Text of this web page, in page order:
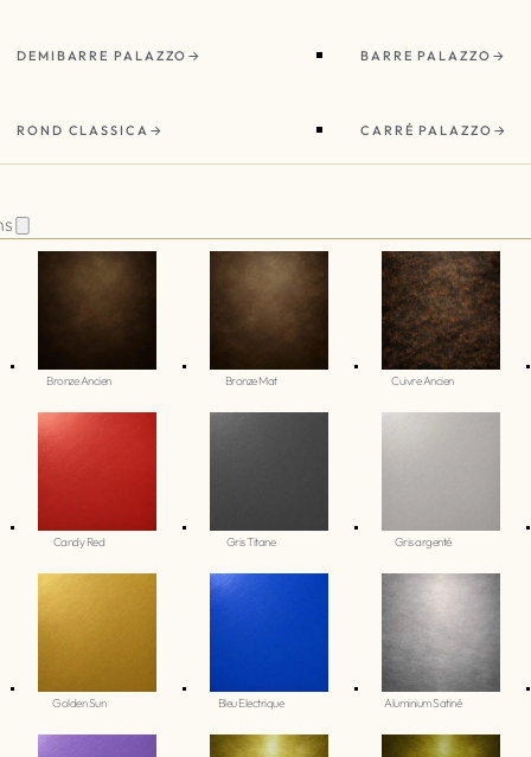
DEMIBARRE PALAZZO BARRE PALAZZO
ROND CLASSICA CARRÉ PALAZZO
Bronze Ancien Bronze Mat Cuivre Ancien
Candy Red Gris Titane Gris argenté
Golden Sun Bleu Electrique Aluminium Satiné